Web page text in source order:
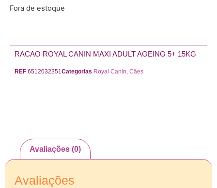
Fora de estoque
RACAO ROYAL CANIN MAXI ADULT AGEING 5+ 15KG
REF 6512032351 Categorias Royal Canin Cães
Avaliações (0)
Avaliações